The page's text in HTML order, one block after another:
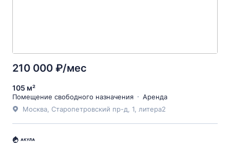
210 000 ₽/мес
105 м²
Помещение свободного назначения
Аренда
Москва, Старопетровский пр-д, 1, литера2